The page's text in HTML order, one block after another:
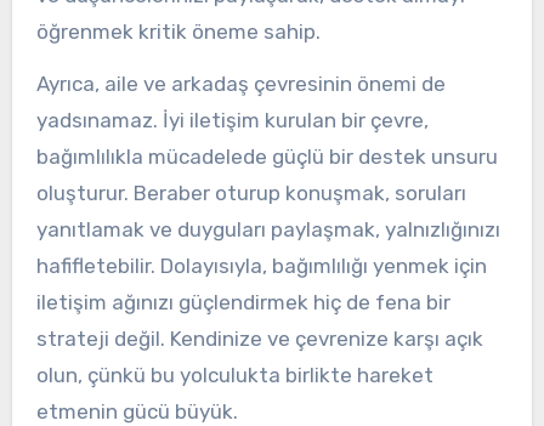
öğrenmek kritik öneme sahip.
Ayrıca, aile ve arkadaş çevresinin önemi de
yadsınamaz. İyi iletişim kurulan bir çevre,
bağımlılıkla mücadelede güçlü bir destek unsuru
oluşturur. Beraber oturup konuşmak, soruları
yanıtlamak ve duyguları paylaşmak, yalnızlığınızı
hafifletebilir. Dolayısıyla, bağımlılığı yenmek için
iletişim ağınızı güçlendirmek hiç de fena bir
strateji değil. Kendinize ve çevrenize karşı açık
olun, çünkü bu yolculukta birlikte hareket
etmenin gücü büyük.